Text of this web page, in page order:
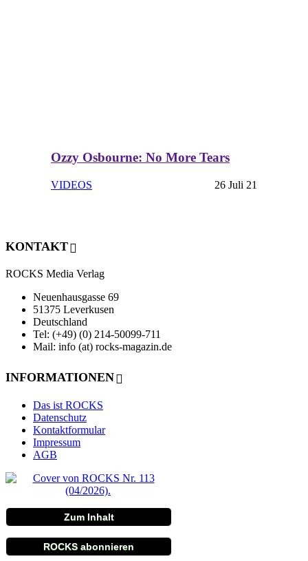
Ozzy Osbourne: No More Tears
VIDEOS 26 Juli 21
KONTAKT
ROCKS Media Verlag
Neuenhausgasse 69
51375 Leverkusen
Deutschland
Tel: (+49) (0) 214-50099-711
Mail: info (at) rocks-magazin.de
INFORMATIONEN
Das ist ROCKS
Datenschutz
Kontaktformular
Impressum
AGB
Zum Inhalt
ROCKS abonnieren